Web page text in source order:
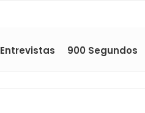
Entrevistas 900 Segundos